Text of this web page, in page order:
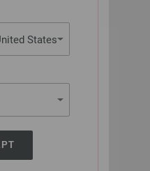
States